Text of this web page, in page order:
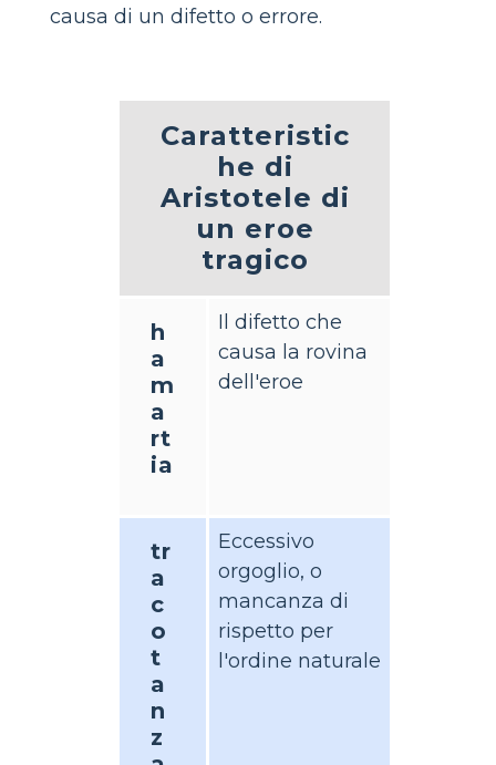
causa di un difetto o errore.
Caratteristic
he di
Aristotele di
un eroe
tragico
h
a
m
a
rt
ia
Il difetto che
causa la rovina
dell'eroe
tr
a
c
o
t
a
n
z
Eccessivo
orgoglio, o
mancanza di
rispetto per
l'ordine naturale